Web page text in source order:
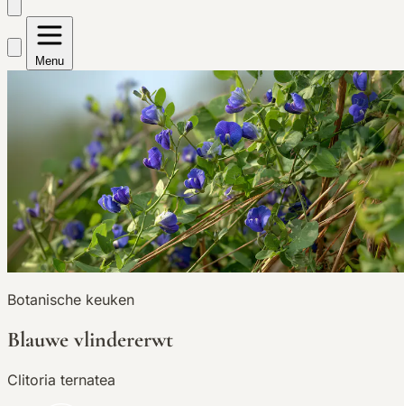
Menu
Botanische keuken
Blauwe vlindererwt
Clitoria ternatea